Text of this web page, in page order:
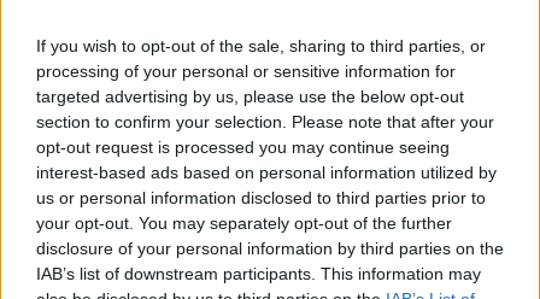
If you wish to opt-out of the sale, sharing to third parties, or
processing of your personal or sensitive information for
targeted advertising by us, please use the below opt-out
section to confirm your selection. Please note that after your
opt-out request is processed you may continue seeing
interest-based ads based on personal information utilized by
us or personal information disclosed to third parties prior to
your opt-out. You may separately opt-out of the further
disclosure of your personal information by third parties on the
IAB’s list of downstream participants. This information may